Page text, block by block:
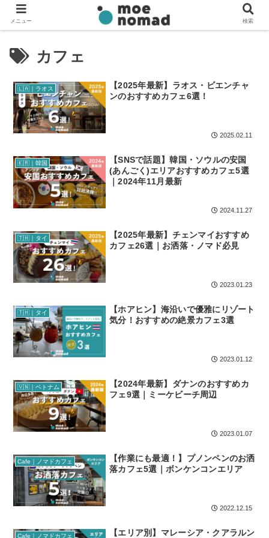
カフェ
🇱🇦｜ラオス
【2025年最新】ラオス・ビエンチャ
ンのおすすめカフェ6選！
2025.02.11
🇰🇷｜韓国
【SNSで話題】韓国・ソウルの安国
(あんごく)エリアおすすめカフェ5選
｜2024年11月最新
2024.11.27
🇹🇭｜タイ
【2025年最新】チェンマイおすすめ
カフェ26選｜お洒落・ノマド必見
2023.01.23
🇹🇭｜タイ
【ホアヒン】海沿いで優雅にリゾート
気分！おすすめの絶景カフェ3選
2023.01.12
🇻🇳｜ベトナム
【2024年最新】ダナンのおすすめカ
フェ9選｜ミーケビーチ周辺
2023.01.07
Cafe｜ノマドカフェ
【作業にも最適！】プノンペンのお洒
落カフェ5選｜ボンケンコンエリア
2022.12.15
Cafe｜ノマドカフェ 【エリア別】マレーシア・クアラルン
メニュー 検索